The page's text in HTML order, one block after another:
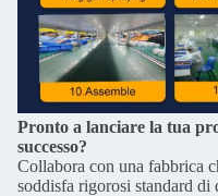
Pronto a lanciare la tua
successo?
Collabora con una fabbrica
soddisfa rigorosi standard di